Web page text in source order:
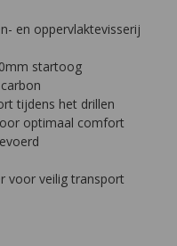
en oppervlaktevisserij
startoog
tijdens het drillen
optimaal comfort
voor veilig transport